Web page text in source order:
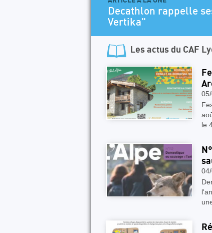
ses modèles de dégaines "Alpinisme et
Les actus du CAF
le